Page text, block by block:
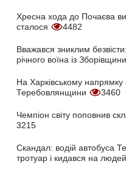
Хресна хода до Почаєва
сталося
4482
Вважався зниклим
річного воїна із Зборівщини
На Харківському напрямку
Теребовлянщини
3460
Чемпіон світу поповнив
3215
Скандал: водій автобуса
тротуар і кидався на людей